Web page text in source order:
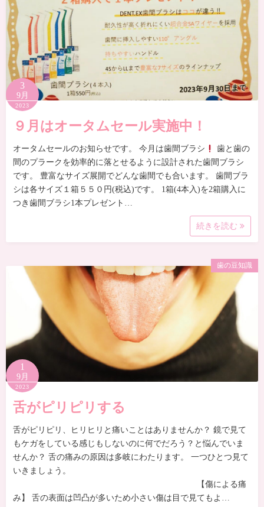
3
9月
2023
９月はオータムセール実施中！
オータムセールのお知らせです。 今月は歯間ブラシ
歯と歯の
間のプラークを効率的に落とせるように設計された歯間ブラシ
です。 豊富なサイズ展開でどんな歯間でも合います。 歯間ブラ
シは各サイズ１箱５５０円(税込)です。 1箱(4本入)を2箱購入に
つき歯間ブラシ1本プレゼント…
続きを読む
歯の豆知識
1
9月
2023
舌がピリピリする
舌がピリピリ、ヒリヒリと痛いことはありませんか？ 鏡で見て
もケガをしている感じもしないのに何でだろう？と悩んでいま
せんか？ 舌の痛みの原因は多岐にわたります。 一つひとつ見て
いきましょう。
【傷による痛
み】 舌の表面は凹凸が多いため小さい傷は目で見てもよ…